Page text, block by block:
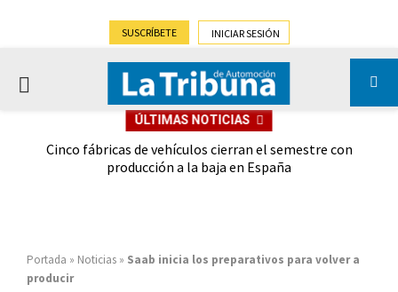
SUSCRÍBETE INICIAR SESIÓN
PRIMARY
ÚLTIMAS NOTICIAS
Cinco fábricas de vehículos cierran el semestre con
producción a la baja en España
Portada » Noticias » Saab inicia los preparativos para volver a
producir